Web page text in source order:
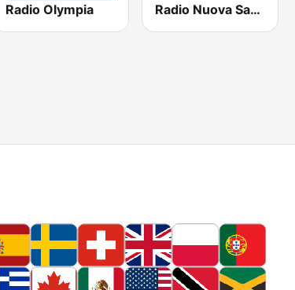
Radio Olympia Radio Nuova San Giorgio